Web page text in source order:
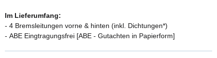
Im Lieferumfang:
- 4 Bremsleitungen vorne & hinten (inkl. Dichtungen*)
- ABE Eingtragungsfrei [ABE - Gutachten in Papierform]